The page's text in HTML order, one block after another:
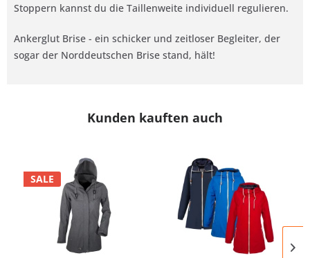
Stoppern kannst du die Taillenweite individuell regulieren.
Ankerglut Brise - ein schicker und zeitloser Begleiter, der
sogar der Norddeutschen Brise stand, hält!
Kunden kauften auch
SALE